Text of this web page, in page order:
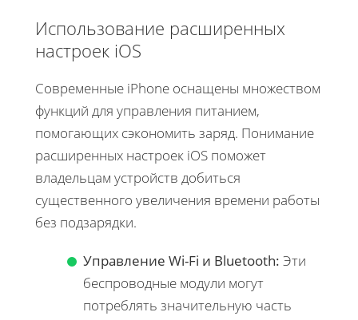
Использование расширенных
настроек iOS
Современные iPhone оснащены множеством
функций для управления питанием,
помогающих сэкономить заряд. Понимание
расширенных настроек iOS поможет
владельцам устройств добиться
существенного увеличения времени работы
без подзарядки.
Управление Wi-Fi и Bluetooth: Эти
беспроводные модули могут
потреблять значительную часть